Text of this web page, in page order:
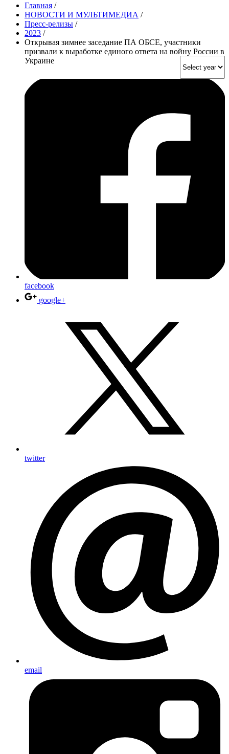
Главная /
НОВОСТИ И МУЛЬТИМЕДИА /
Пресс-релизы /
2023 /
Открывая зимнее заседание ПА ОБСЕ, участники
призвали к выработке единого ответа на войну России в
Украине
facebook
google+
twitter
email